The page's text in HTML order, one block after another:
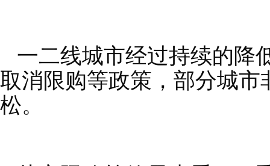
一二线城市经过持续的降
取消限购等政策，部分城
松。